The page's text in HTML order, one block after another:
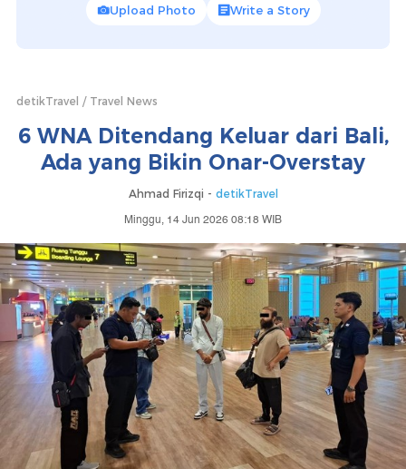
Upload Photo Write a Story
detikTravel Travel News
6 WNA Ditendang Keluar dari Bali,
Ada yang Bikin Onar-Overstay
Ahmad Firizqi - detikTravel
Minggu, 14 Jun 2026 08:18 WIB